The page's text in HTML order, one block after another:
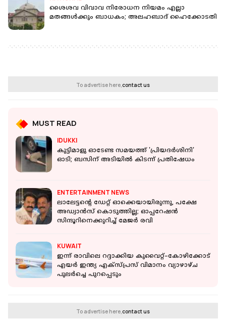
ശൈശവ വിവാവ നിരോധന നിയമം എല്ലാ
മതങ്ങള്‍ക്കും ബാധകം; അലഹബാദ് ഹൈക്കോടതി
To advertise here,contact us
MUST READ
IDUKKI
കുട്ടിമാളു ഓടേണ്ട സമയത്ത് 'പ്രിയദര്‍ശിനി'
ഓടി; ബസിന് അടിയില്‍ കിടന്ന് പ്രതിഷേധം
ENTERTAINMENT NEWS
ലാലേട്ടന്റെ ഡേറ്റ് ഓക്കെയായിരുന്നു, പക്ഷേ
അഡ്വാൻസ് കൊടുത്തില്ല; ഓപ്പറേഷൻ
സിന്ദൂറിനെക്കുറിച്ച് മേജർ രവി
KUWAIT
ഇന്ന് രാവിലെ റദ്ദാക്കിയ കുവൈറ്റ്–കോഴിക്കോട്
എയർ ഇന്ത്യ എക്സ്പ്രസ് വിമാനം വ്യാഴാഴ്ച
പുലർച്ചെ പുറപ്പെടും
To advertise here,contact us